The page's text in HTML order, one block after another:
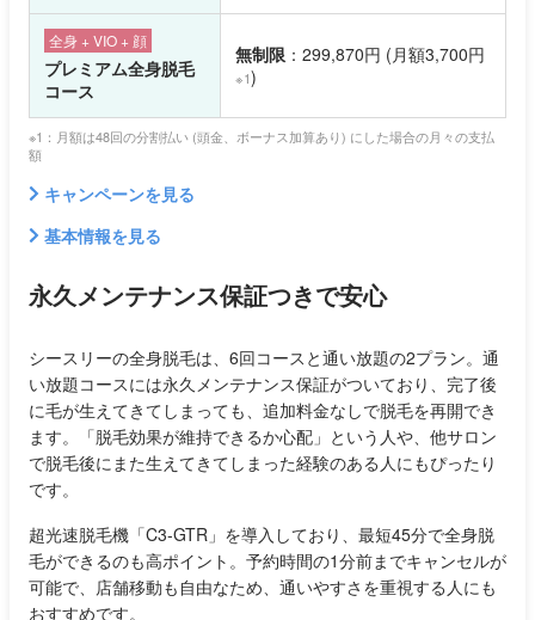
全身 + VIO + 顔
プレミアム全身脱毛
コース
無制限 ：299,870円 (月額3,700円
※1)
※1：月額は48回の分割払い (頭金、ボーナス加算あり) にした場合の月々の支払
額
キャンペーンを見る
基本情報を見る
永久メンテナンス保証つきで安心
シースリーの全身脱毛は、6回コースと通い放題の2プラン。通
い放題コースには永久メンテナンス保証がついており、完了後
に毛が生えてきてしまっても、追加料金なしで脱毛を再開でき
ます。「脱毛効果が維持できるか心配」という人や、他サロン
で脱毛後にまた生えてきてしまった経験のある人にもぴったり
です。
超光速脱毛機「C3-GTR」を導入しており、最短45分で全身脱
毛ができるのも高ポイント。予約時間の1分前までキャンセルが
可能で、店舗移動も自由なため、通いやすさを重視する人にも
おすすめです。